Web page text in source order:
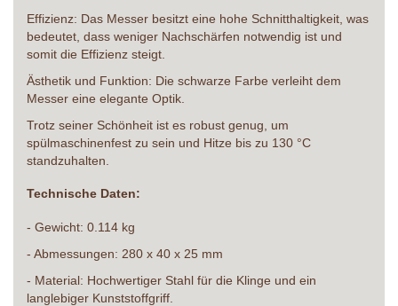
Effizienz: Das Messer besitzt eine hohe Schnitthaltigkeit, was
bedeutet, dass weniger Nachschärfen notwendig ist und
somit die Effizienz steigt.
Ästhetik und Funktion: Die schwarze Farbe verleiht dem
Messer eine elegante Optik.
Trotz seiner Schönheit ist es robust genug, um
spülmaschinenfest zu sein und Hitze bis zu 130 °C
standzuhalten.
Technische Daten:
- Gewicht: 0.114 kg
- Abmessungen: 280 x 40 x 25 mm
- Material: Hochwertiger Stahl für die Klinge und ein
langlebiger Kunststoffgriff.